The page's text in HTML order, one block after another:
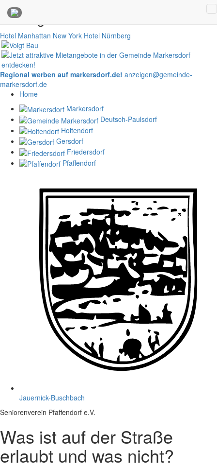
Anzeigen
Hotel Manhattan New York Hotel Nürnberg
Regional werben auf markersdorf.de! anzeigen@gemeinde-
markersdorf.de
Home
Markersdorf
Deutsch-Paulsdorf
Holtendorf
Gersdorf
Friedersdorf
Pfaffendorf
Jauernick-Buschbach
Seniorenverein Pfaffendorf e.V.
Was ist auf der Straße
erlaubt und was nicht?